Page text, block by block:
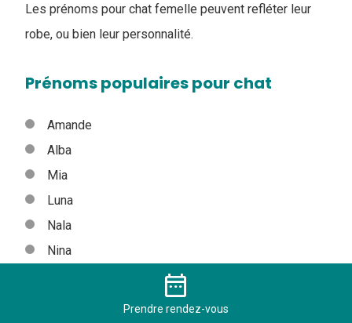
Les prénoms pour chat femelle peuvent refléter leur
robe, ou bien leur personnalité.
Prénoms populaires pour chat
Amande
Alba
Mia
Luna
Nala
Nina
date_range
Prendre rendez-vous